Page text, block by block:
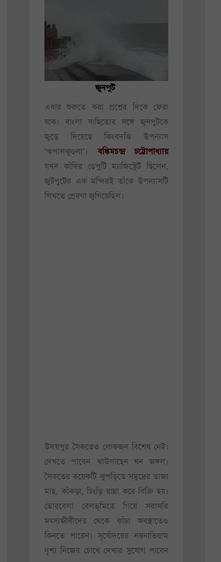
জুনপুট
এবার শুরুতে করা প্রশ্নের দিকে ফেরা
যাক। বাংলা সাহিত্যের সঙ্গে জুনপুটকে
জুড়ে দিয়েছে কিংবদন্তি উপন্যাস
‘কপালকুণ্ডলা’। বঙ্কিমচন্দ্র চট্টোপাধ্যায়
যখন কাঁথির ডেপুটি ম্যাজিস্ট্রেট ছিলেন,
জুটপুটের এক মন্দিরই তাঁকে উপন্যাসটি
লিখতে প্রেরণা জুগিয়েছিল।
উদয়পুর সৈকতেও লোকজন বিশেষ নেই।
দেখতে পাবেন ঝাউগাছেন ঘন জঙ্গল।
সৈকতের কয়েকটি ঝুপড়িতে সমুদ্রের তাজা
মাছ, কাঁকড়া, চিংড়ি রান্না করে বিক্রি হয়।
ভোরবেলা বেলভূমিতে গিয়ে সরাসরি
মৎস্যজীবীদের থেকে কাঁচা অবস্থাতেও
কিনতে পারেন। সূর্যোদয়ের নয়নাভিরাম
দৃশ্য নিজের চোখে দেখার সুযোগ পাবেন